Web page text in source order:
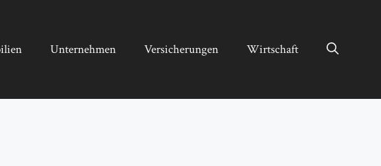
Unternehmen Versicherungen Wirtschaft